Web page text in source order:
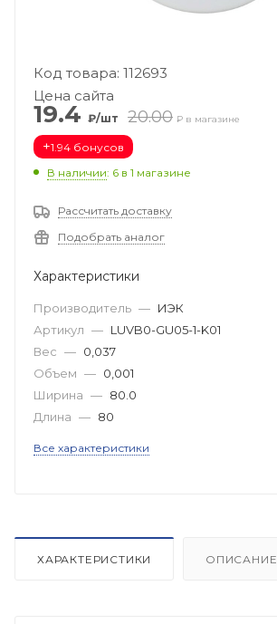
Код товара: 112693
Цена сайта
19.4 ₽/шт 20.00 ₽ в магазине
+1.94 бонусов
В наличии: 6 в 1 магазине
Рассчитать доставку
Подобрать аналог
Характеристики
Производитель — ИЭК
Артикул — LUVB0-GU05-1-K01
Вес — 0,037
Объем — 0,001
Ширина — 80.0
Длина — 80
Все характеристики
ХАРАКТЕРИСТИКИ ОПИСАНИЕ